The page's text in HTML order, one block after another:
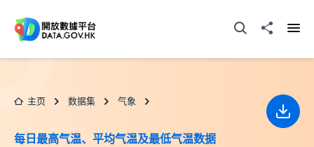
打开搜寻器分享至
主页 数据集 气象
每日最高气温、平均气温及最低气温数据
下载